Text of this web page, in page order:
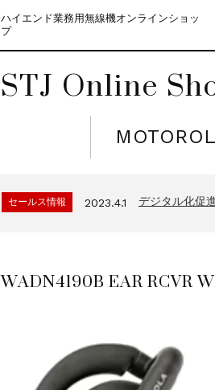
ハイエンド業務用無線機オンラインショッ
プ
STJ Online
2021.4.12 モトローラ
セールス情報 2023.4.1 デジタル化促
セールス情報 2021.4.12 モトローラ無
WADN4190B EAR RCVR